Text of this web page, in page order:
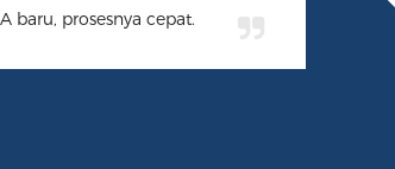
baru, prosesnya cepat.